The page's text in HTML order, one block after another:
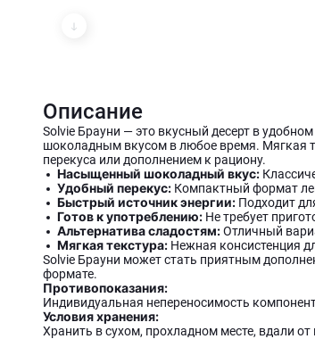
Описание
Solvie Брауни — это вкусный десерт в
шоколадным вкусом в любое время. Мягкая
перекуса или дополнением к рациону.
Насыщенный шоколадный вкус:
Удобный перекус: Компактный формат
Быстрый источник энергии: Подходит
Готов к употреблению: Не требует
Альтернатива сладостям:Отличный
Мягкая текстура: Нежная консистенция
Solvie Брауни может стать приятным
формате.
Противопоказания:
Индивидуальная непереносимость
Условия хранения:
Хранить в сухом, прохладном месте, вдали